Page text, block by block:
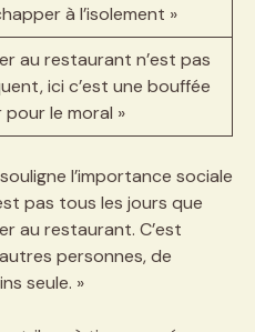
à l’isolement »
au restaurant n’est pas
ici c’est une bouffée
pour le moral »
l’importance sociale
pas tous les jours que
au restaurant. C’est
personnes, de
seule. »